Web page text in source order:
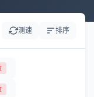
测速 排序